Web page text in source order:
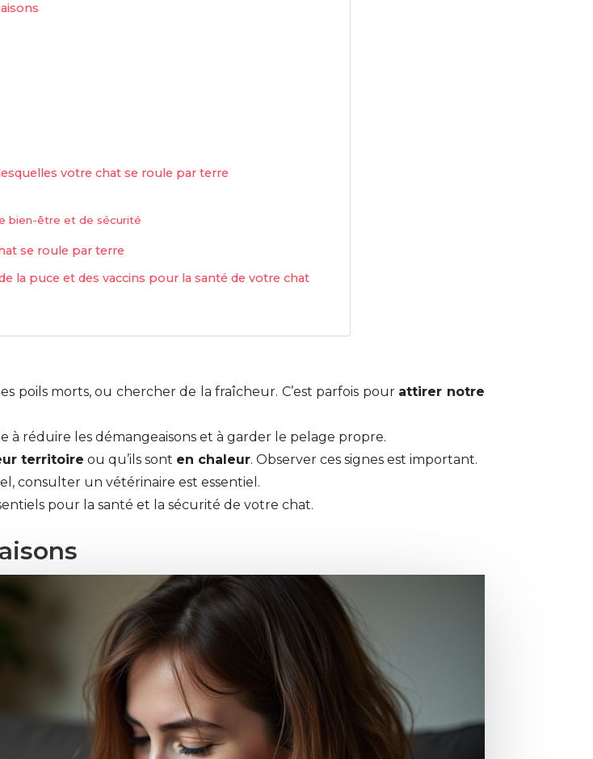
votre chat se roule par terre
bien-être et de sécurité
se roule par terre
la puce et des vaccins pour la santé de votre chat
poils morts, ou chercher de la fraîcheur. C’est parfois pour attirer notre
à réduire les démangeaisons et à garder le pelage propre.
territoire ou qu’ils sont en chaleur. Observer ces signes est important.
consulter un vétérinaire est essentiel.
pour la santé et la sécurité de votre chat.